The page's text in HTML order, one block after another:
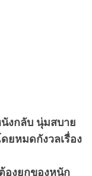
งกลับ นุ่มสบาย
ดยหมดกังวลเรื่อง
องยกของหนัก